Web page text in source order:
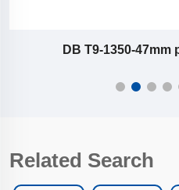
DB T9-1350-
Related Search